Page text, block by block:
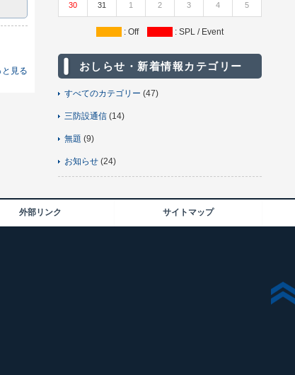
と見る
30 31 1 2 3 4 5
: Off : SPL / Event
おしらせ・新着情報カテゴリー
すべてのカテゴリー (47)
三防設通信(14)
無題 (9)
お知らせ(24)
外部リンク サイトマップ